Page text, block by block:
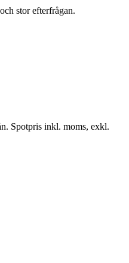
stor efterfrågan.
Spotpris inkl. moms, exkl.